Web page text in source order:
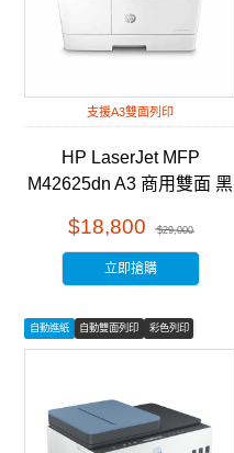
支援A3雙面列印
HP LaserJet MFP
M42625dn A3 商用雙面 黑
(8AF52A)
$18,800 $29,000
立即搶購
自動進紙 自動雙面列印 彩色列印